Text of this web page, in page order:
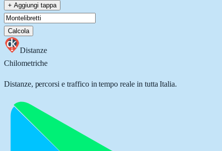
+ Aggiungi tappa
Calcola
Distanze
Chilometriche
Distanze, percorsi e traffico in tempo reale in tutta Italia.